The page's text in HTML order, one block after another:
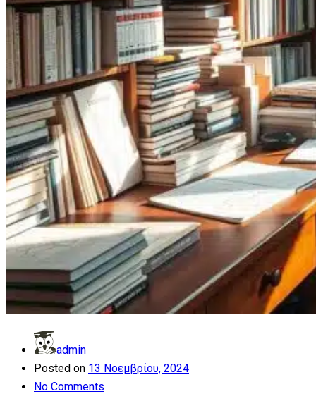
admin
Posted on 13 Νοεμβρίου, 2024
No Comments